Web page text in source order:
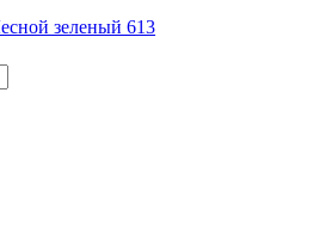
зеленый 613